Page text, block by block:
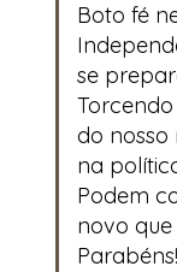
Boto fé
se
do
na
Podem
novo que